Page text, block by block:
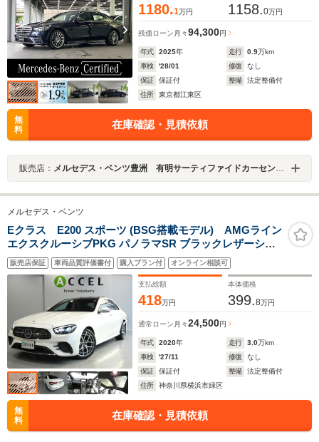
1180.1万円 1158.0万円
残価ローン 月々94,300円
年式 2025年 走行 0.9万km
車検
'28/01 修復
なし
保証
保証付 整備
法定整備付
住所
東京都江東区
無
料
在庫確認・見積依頼
販売店： メルセデス・ベンツ豊洲 有明サーティファイドカーセンター
メルセデス・ベンツ
Eクラス E200 スポーツ (BSG搭載モデル) AMGライン
エクスクルーシブPKG パノラマSR ブラックレザーシー
ト&ヒーター ナビ 360カメラ キーレスゴー ワイヤ
レスチャージング ブルメスターサウンド ドラレコ
ヘッドアップD
販売店保証 車両品質評価書付 購入プラン付 オンライン相談可
支払総額
418万円
本体価格
399.8万円
通常ローン 月々24,500円
年式 2020年 走行 3.0万km
車検
'27/11 修復
なし
保証
保証付 整備
法定整備付
住所
神奈川県横浜市緑区
無
料
在庫確認・見積依頼